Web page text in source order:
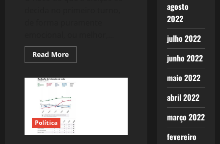
Read MoreRead
more
O
Brasil
Precisa
do
2º
É
URGENTE!
Política
agosto
2022
julho 2022
junho 2022
maio 2022
abril 2022
março 2022
fevereiro